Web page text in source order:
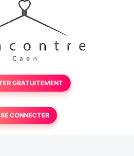
GRATUITEMENT
SE CONNECTER